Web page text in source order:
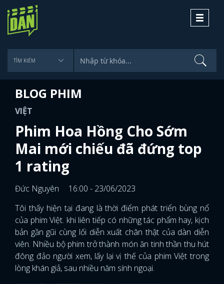
Toggle
BLOG PHIM
VIỆT
Phim Hoa Hồng Cho Sớm
Mai mới chiếu đã đứng top
1 rating
Đức Nguyên
16:00 - 23/06/2023
Tôi thấy hiện tại đang là thời điểm phát triển bùng nổ
của phim Việt. khi liên tiếp có những tác phẩm hay, kịch
bản gần gũi cùng lối diễn xuất chân thật của dàn diễn
viên. Nhiều bộ phim trở thành món ăn tinh thần thu hút
đông đảo người xem, lấy lại vị thế của phim Việt trong
lòng khán giả, sau nhiều năm sính ngoại.